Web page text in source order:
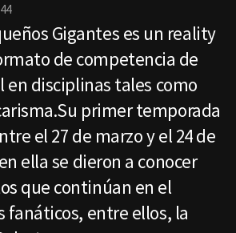
Gigantes es un reality
de competencia de
disciplinas tales como
primer temporada
el 27 de marzo y el 24 de
ella se dieron a conocer
que continúan en el
fanáticos, entre ellos, la